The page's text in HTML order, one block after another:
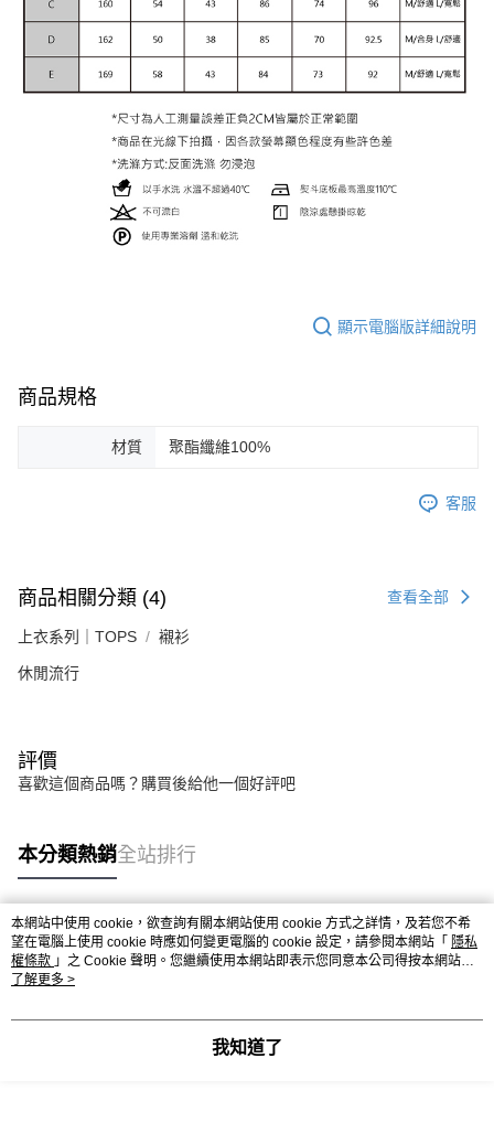
顯示電腦版詳細說明
商品規格
材質 聚酯纖維100%
客服
商品相關分類 (4) 查看全部
上衣系列｜TOPS 襯衫
休閒流行
評價
喜歡這個商品嗎？購買後給他一個好評吧
本分類熱銷全站排行
熱門標籤
本網站中使用 cookie，欲查詢有關本網站使用 cookie 方式之詳情，及若您不希
望在電腦上使用 cookie 時應如何變更電腦的 cookie 設定，請參閱本網站「 隱私
權條款 」之 Cookie 聲明。您繼續使用本網站即表示您同意本公司得按本網站使
用條款之 Cookie 聲明使用 cookie。
了解更多 >
我知道了